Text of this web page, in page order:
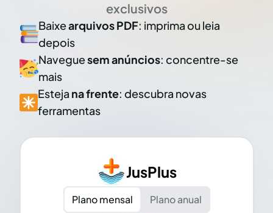
exclusivos
Baixearquivos PDF: imprima ou leia
depois
Naveguesem anúncios: concentre-se
mais
Esteja na frente: descubra novas
ferramentas
JusPlus
Plano mensal
Plano anual